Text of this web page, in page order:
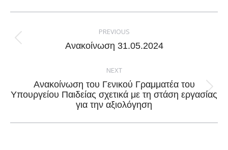
Facebook
X
PinterestLinkedIn
navigation
PREVIOUS
Previous
Ανακοίνωση 31.05.2024
NEXT
Next
post:
Ανακοίνωση του Γενικού Γραμματέα του
Υπουργείου Παιδείας σχετικά με τη στάση εργασίας
για την αξιολόγηση